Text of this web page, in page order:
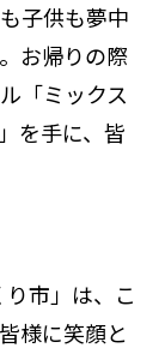
子供も夢中
お帰りの際
「ミックス
を手に、皆
市」は、こ
様に笑顔と